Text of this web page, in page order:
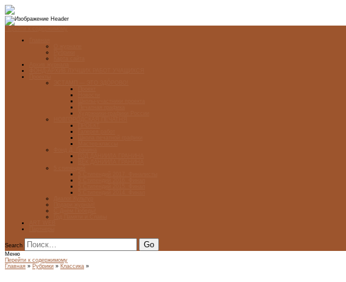
Search
Меню
Перейти к содержимому
Главная » Рубрики » Классика »